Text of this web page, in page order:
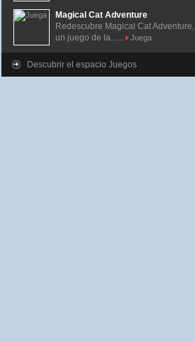
Magical Cat Adventure
Redescubre Magical Cat Adventure,
un juego de la......
Juega
Descubrir el espacio Juegos